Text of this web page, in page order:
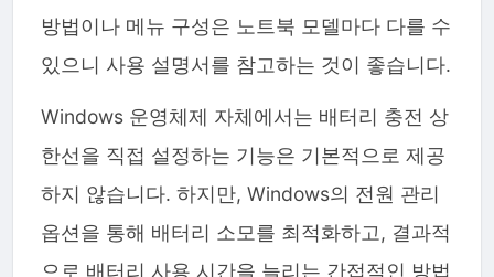
방법이나 메뉴 구성은 노트북 모델마다 다를 수
있으니 사용 설명서를 참고하는 것이 좋습니다.
Windows 운영체제 자체에서는 배터리 충전 상
한선을 직접 설정하는 기능은 기본적으로 제공
하지 않습니다. 하지만, Windows의 전원 관리
옵션을 통해 배터리 소모를 최적화하고, 결과적
으로 배터리 사용 시간을 늘리는 간접적인 방법